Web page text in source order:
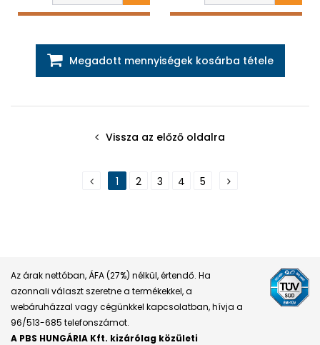
Megadott mennyiségek kosárba tétele
Vissza az előző oldalra
1 2 3 4 5
Az árak nettóban, ÁFA (27%) nélkül, értendő. Ha
azonnali választ szeretne a termékekkel, a
webáruházzal vagy cégünkkel kapcsolatban, hívja a
96/513-685 telefonszámot.
A PBS HUNGÁRIA Kft. kizárólag közületi